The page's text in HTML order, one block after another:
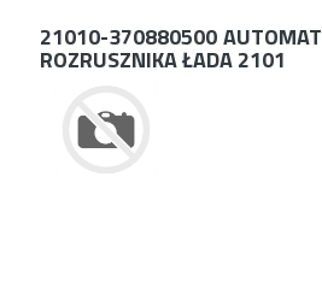
21010-370880500AUTOMAT
ROZRUSZNIKA ŁADA 2101